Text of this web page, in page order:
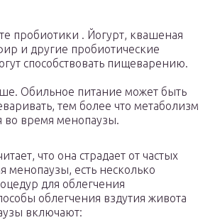
пробиотики . Йогурт, квашеная
и другие пробиотические
способствовать пищеварению.
Обильное питание может быть
тем более что метаболизм
во время менопаузы.
что она страдает от частых
менопаузы, есть несколько
для облегчения
облегчения вздутия живота
включают: